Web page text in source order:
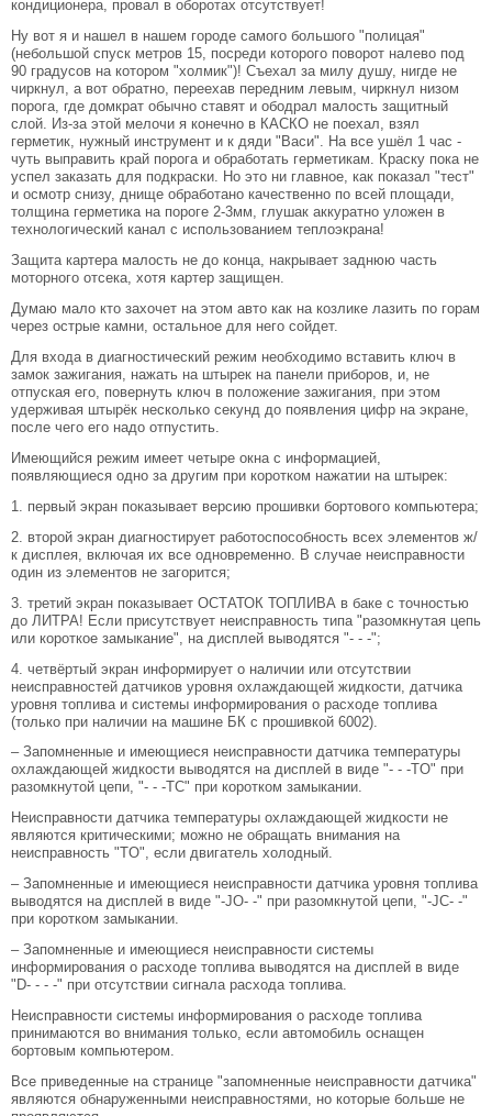
кондиционера, провал в оборотах отсутствует!
Ну вот я и нашел в нашем городе самого большого "полицая"
(небольшой спуск метров 15, посреди которого поворот налево под
90 градусов на котором "холмик")! Съехал за милу душу, нигде не
чиркнул, а вот обратно, переехав передним левым, чиркнул низом
порога, где домкрат обычно ставят и ободрал малость защитный
слой. Из-за этой мелочи я конечно в КАСКО не поехал, взял
герметик, нужный инструмент и к дяди "Васи". На все ушёл 1 час -
чуть выправить край порога и обработать герметикам. Краску пока не
успел заказать для подкраски. Но это ни главное, как показал "тест"
и осмотр снизу, днище обработано качественно по всей площади,
толщина герметика на пороге 2-3мм, глушак аккуратно уложен в
технологический канал с использованием теплоэкрана!
Защита картера малость не до конца, накрывает заднюю часть
моторного отсека, хотя картер защищен.
Думаю мало кто захочет на этом авто как на козлике лазить по горам
через острые камни, остальное для него сойдет.
Для входа в диагностический режим необходимо вставить ключ в
замок зажигания, нажать на штырек на панели приборов, и, не
отпуская его, повернуть ключ в положение зажигания, при этом
удерживая штырёк несколько секунд до появления цифр на экране,
после чего его надо отпустить.
Имеющийся режим имеет четыре окна с информацией,
появляющиеся одно за другим при коротком нажатии на штырек:
1. первый экран показывает версию прошивки бортового компьютера;
2. второй экран диагностирует работоспособность всех элементов ж/
к дисплея, включая их все одновременно. В случае неисправности
один из элементов не загорится;
3. третий экран показывает ОСТАТОК ТОПЛИВА в баке с точностью
до ЛИТРА! Если присутствует неисправность типа "разомкнутая цепь
или короткое замыкание", на дисплей выводятся "- - -";
4. четвёртый экран информирует о наличии или отсутствии
неисправностей датчиков уровня охлаждающей жидкости, датчика
уровня топлива и системы информирования о расходе топлива
(только при наличии на машине БК с прошивкой 6002).
– Запомненные и имеющиеся неисправности датчика температуры
охлаждающей жидкости выводятся на дисплей в виде "- - -TO" при
разомкнутой цепи, "- - -TC" при коротком замыкании.
Неисправности датчика температуры охлаждающей жидкости не
являются критическими; можно не обращать внимания на
неисправность "TO", если двигатель холодный.
– Запомненные и имеющиеся неисправности датчика уровня топлива
выводятся на дисплей в виде "-JO- -" при разомкнутой цепи, "-JC- -"
при коротком замыкании.
– Запомненные и имеющиеся неисправности системы
информирования о расходе топлива выводятся на дисплей в виде
"D- - - -" при отсутствии сигнала расхода топлива.
Неисправности системы информирования о расходе топлива
принимаются во внимания только, если автомобиль оснащен
бортовым компьютером.
Все приведенные на странице "запомненные неисправности датчика"
являются обнаруженными неисправностями, но которые больше не